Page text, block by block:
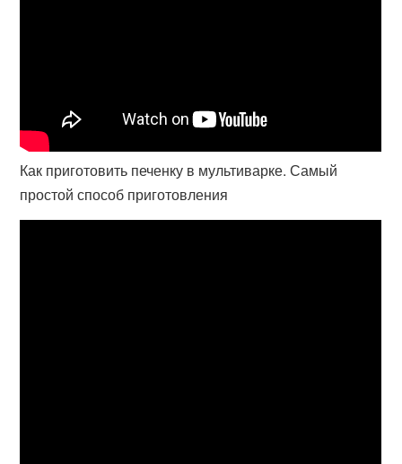
Как приготовить печенку в мультиварке. Самый
простой способ приготовления